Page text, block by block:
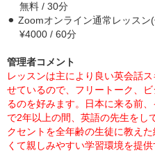
無料 / 30分
⚫︎ Zoomオンライン通常レッスン
¥4000 / 60分
管理者コメント
レッスンは主により良い英会話
せているので、フリートーク、
るのを好みます。日本に来る前
で2年以上の間、英語の先生をし
クセントを全年齢の生徒に教え
くて親しみやすい学習環境を提